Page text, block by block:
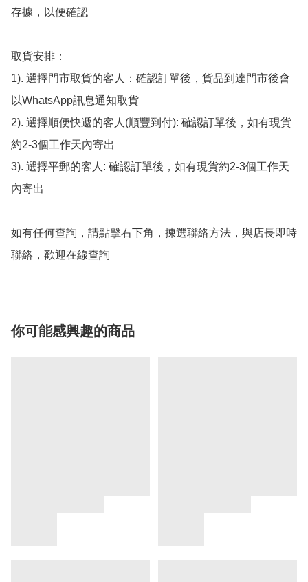
存據，以便確認
取貨安排：
1). 選擇門市取貨的客人：確認訂單後，貨品到達門市後會
以WhatsApp訊息通知取貨
2). 選擇順便快遞的客人(順豐到付): 確認訂單後，如有現貨
約2-3個工作天內寄出
3). 選擇平郵的客人: 確認訂單後，如有現貨約2-3個工作天
內寄出
如有任何查詢，請點擊右下角，揀選聯絡方法，與店長即時
聯絡，歡迎在線查詢
你可能感興趣的商品